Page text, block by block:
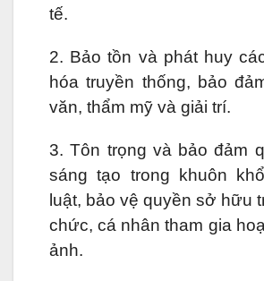
tế.
2. Bảo tồn và phát huy
hóa truyền thống, bảo
văn, thẩm mỹ và giải trí.
3. Tôn trọng và bảo đảm
sáng tạo trong khuôn
luật, bảo vệ quyền sở hữu
chức, cá nhân tham gia
ảnh.